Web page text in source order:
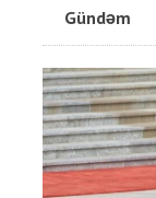
Gündəm